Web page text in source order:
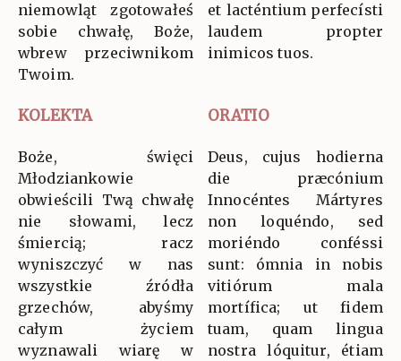
niemowląt zgotowałeś
sobie chwałę, Boże,
wbrew przeciwnikom
Twoim.
et lacténtium perfecísti
laudem propter
inimicos tuos.
KOLEKTA ORATIO
Boże, święci
Młodziankowie
obwieścili Twą chwałę
nie słowami, lecz
śmiercią; racz
wyniszczyć w nas
wszystkie źródła
grzechów, abyśmy
całym życiem
wyznawali wiarę w
Deus, cujus hodierna
die præcónium
Innocéntes Mártyres
non loquéndo, sed
moriéndo conféssi
sunt: ómnia in nobis
vitiórum mala
mortífica; ut fidem
tuam, quam lingua
nostra lóquitur, étiam